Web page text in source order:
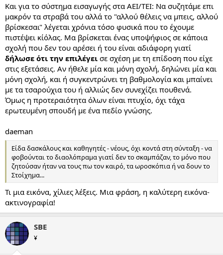
Και για το σύστημα εισαγωγής στα ΑΕΙ/ΤΕΙ: Να συζητάμε επι
μακρόν τα στραβά του αλλά το "αλλού θέλεις να μπεις, αλλού
βρίσκεσαι" λέγεται χρόνια τόσο φυσικά που το έχουμε
πιστέψει κίόλας. Μα βρίσκεται ένας υποψήφιος σε κάποια
σχολή που δεν του αρέσει ή του είναι αδιάφορη γιατί
δήλωσε ότι την επιλέγει σε σχέση με τη επίδοση που είχε
στις εξετάσεις. Αν ήθελε μία και μόνη σχολή, δηλώνει μία και
μόνη σχολή, και ή συγκεντρώνει τη βαθμολογία και μπαίνει
με τα τσαρούχια του ή αλλιώς δεν συνεχίζει πουθενά.
Όμως η προτεραιότητα όλων είναι πτυχίο, όχι τάχα
ερωτευμένη σπουδή με ένα πεδίο γνώσης.
daeman
Είδα δασκάλους και καθηγητές - νέους, όχι κοντά στη σύνταξη - να
φοβούνται το διαολόπραμα γιατί δεν το σκαμπάζαν, το μόνο που
ζητούσαν ήταν να τους πω τον καιρό, τα ωροσκόπια ή να δουν το
Στοίχημα...
Τι μια εικόνα, χίλιες λέξεις. Μια φράση, η καλύτερη εικόνα-
ακτινογραφία!
SBE
¥